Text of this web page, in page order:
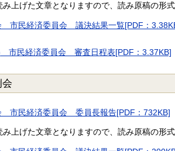
上げた文章となりますので、読み原稿の形
市民経済委員会 議決結果一覧[PDF：
市民経済委員会 審査日程表[PDF：3.37KB]
市民経済委員会 委員長報告[PDF：732KB]
上げた文章となりますので、読み原稿の形